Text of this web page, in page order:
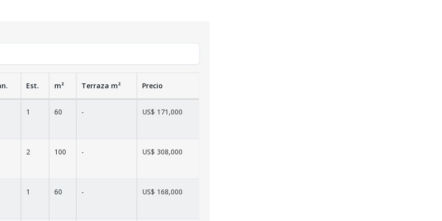
Est. m² Terraza m² Precio
1 60 - US$ 171,000
2 100 - US$ 308,000
1 60 - US$ 168,000